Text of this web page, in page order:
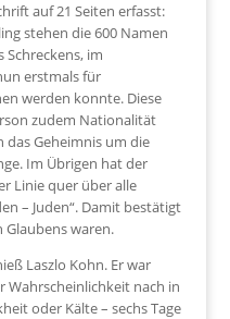
auf 21 Seiten erfasst:
stehen die 600 Namen
im
erstmals für
werden konnte. Diese
zudem Nationalität
Geheimnis um die
Im Übrigen hat der
Linie quer über alle
– Juden“. Damit bestätigt
Glaubens waren.
Laszlo Kohn. Er war
Wahrscheinlichkeit nach in
oder Kälte – sechs Tage